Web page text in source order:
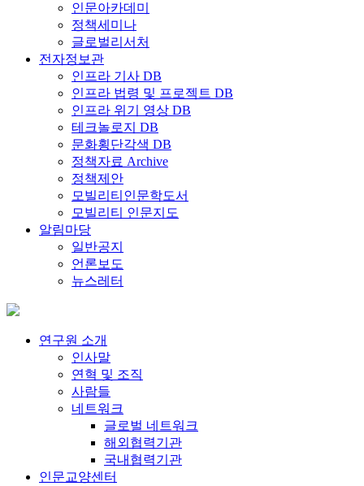
인문아카데미
정책세미나
글로벌리서처
전자정보관
인프라 기사 DB
인프라 법령 및 프로젝트 DB
인프라 위기 영상 DB
테크놀로지 DB
문화횡단각색 DB
정책자료 Archive
정책제안
모빌리티인문학도서
모빌리티 인문지도
알림마당
일반공지
언론보도
뉴스레터
연구원 소개
인사말
연혁 및 조직
사람들
네트워크
글로벌 네트워크
해외협력기관
국내협력기관
인문교양센터